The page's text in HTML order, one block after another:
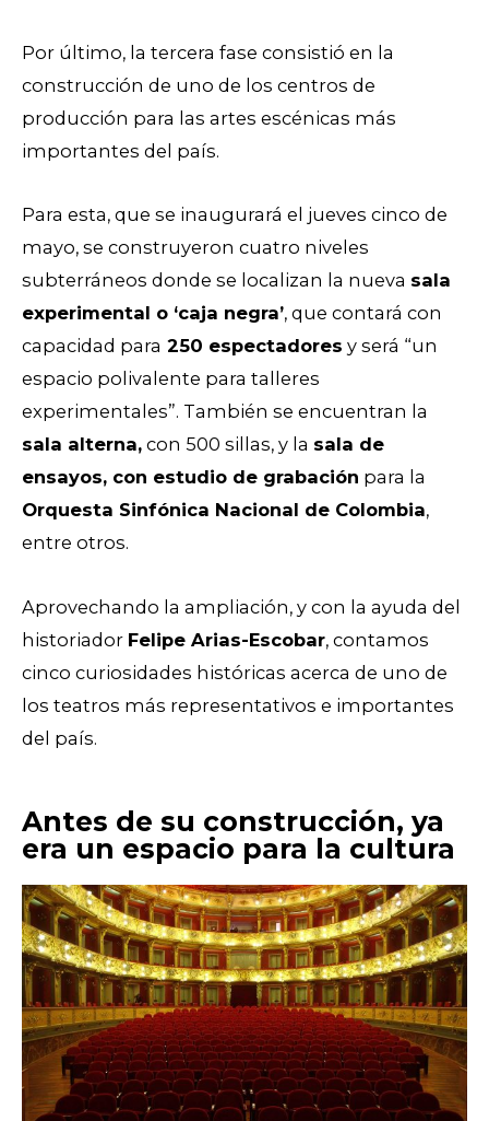
Por último, la tercera fase consistió en la
construcción de uno de los centros de
producción para las artes escénicas más
importantes del país.
Para esta, que se inaugurará el jueves cinco de
mayo, se construyeron cuatro niveles
subterráneos donde se localizan la nueva sala
experimental o ‘caja negra’, que contará con
capacidad para 250 espectadores y será “un
espacio polivalente para talleres
experimentales”. También se encuentran la
sala alterna, con 500 sillas, y la sala de
ensayos, con estudio de grabación para la
Orquesta Sinfónica Nacional de Colombia,
entre otros.
Aprovechando la ampliación, y con la ayuda del
historiador Felipe Arias-Escobar, contamos
cinco curiosidades históricas acerca de uno de
los teatros más representativos e importantes
del país.
Antes de su construcción, ya
era un espacio para la cultura